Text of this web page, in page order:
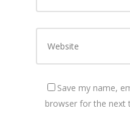
Save my name,
browser for the next